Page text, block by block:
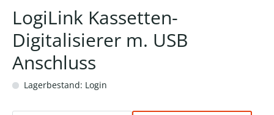
LogiLink Kassetten-
Digitalisierer m. USB
Anschluss
Lagerbestand: Login